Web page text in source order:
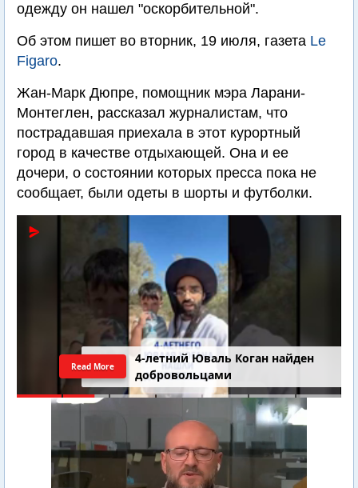
одежду он нашел "оскорбительной".
Об этом пишет во вторник, 19 июля, газета Le
Figaro.
Жан-Марк Дюпре, помощник мэра Ларани-
Монтеглен, рассказал журналистам, что
пострадавшая приехала в этот курортный
город в качестве отдыхающей. Она и ее
дочери, о состоянии которых пресса пока не
сообщает, были одеты в шорты и футболки.
4-летний Юваль Коган найден
добровольцами
Read More